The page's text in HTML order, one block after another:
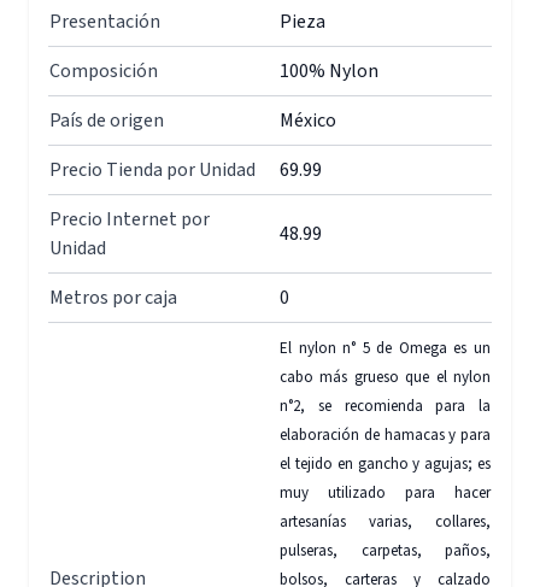
Presentación
Pieza
Composición
100% Nylon
País de origen
México
Precio Tienda por Unidad
69.99
Precio Internet por
Unidad
48.99
Metros por caja 0
Description
El nylon n° 5 de Omega es un
cabo más grueso que el nylon
n°2, se recomienda para la
elaboración de hamacas y para
el tejido en gancho y agujas; es
muy utilizado para hacer
artesanías varias, collares,
pulseras, carpetas, paños,
bolsos, carteras y calzado